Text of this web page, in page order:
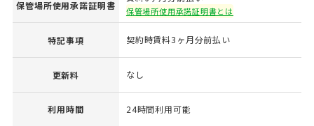
保管場所使用承諾証明書 保管場所使用承諾証明書とは
特記事項 契約時賃料3ヶ月分前払い
更新料 なし
利用時間 24時間利用可能